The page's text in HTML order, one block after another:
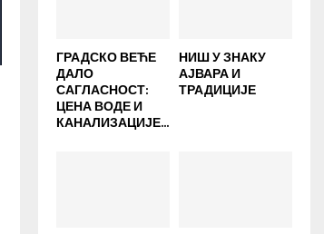
ГРАДСКО ВЕЋЕ
ДАЛО
САГЛАСНОСТ:
ЦЕНА ВОДЕ И
КАНАЛИЗАЦИЈЕ...
НИШ У ЗНАКУ
АЈВАРА И
ТРАДИЦИЈЕ